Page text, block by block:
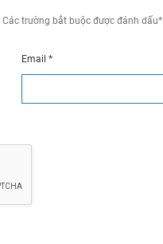
Các trường bắt buộc được đánh dấu*
Email *